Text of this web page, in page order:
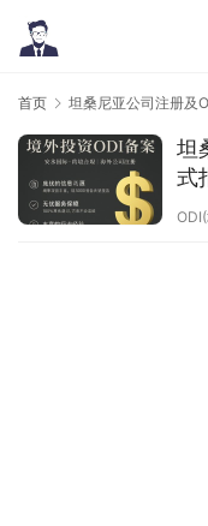
首页 坦桑尼亚公司注册及
坦
式